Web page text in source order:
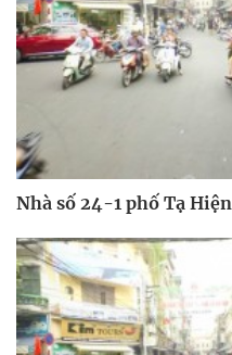
Nhà số 24-1 phố Tạ Hiện